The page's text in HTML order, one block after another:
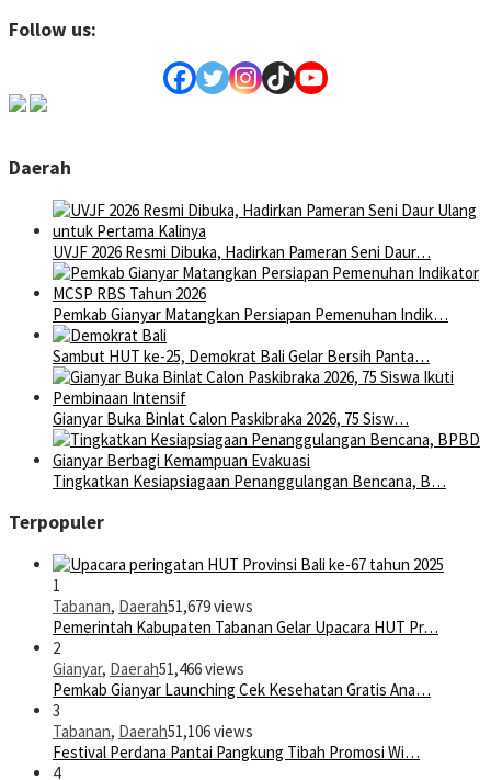
Follow us:
Daerah
UVJF 2026 Resmi Dibuka, Hadirkan Pameran Seni Daur…
Pemkab Gianyar Matangkan Persiapan Pemenuhan Indik…
Sambut HUT ke-25, Demokrat Bali Gelar Bersih Panta…
Gianyar Buka Binlat Calon Paskibraka 2026, 75 Sisw…
Tingkatkan Kesiapsiagaan Penanggulangan Bencana, B…
Terpopuler
1
Tabanan, Daerah51,679 views
Pemerintah Kabupaten Tabanan Gelar Upacara HUT Pr…
2
Gianyar, Daerah51,466 views
Pemkab Gianyar Launching Cek Kesehatan Gratis Ana…
3
Tabanan, Daerah51,106 views
Festival Perdana Pantai Pangkung Tibah Promosi Wi…
4